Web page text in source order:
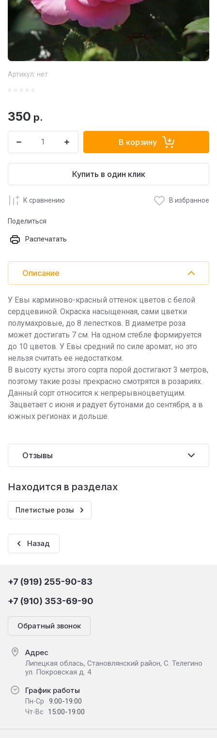
Артикул: нет
350 р.
В корзину
Купить в один клик
К сравнению В избранное
Поделиться
Распечатать
Описание
У Евы карминово-красный оттенок цветов с белой
сердцевиной. Окраска насыщенная, сами цветки
полумахровые, до 8 лепестков. В диаметре роза
может достигать 7 см. На одном стебле формируется
до 10 цветов. У Евы средний по силе аромат, но это
нельзя считать ее недостатком.
В высоту кусты этого сорта порой достигают 3 метров,
поэтому такие розы прекрасно смотрятся в розариях.
Данный сорт относится к непрерывноцветущим.
Зацветает с июня и радует бутонами до сентября, а в
южных регионах и дольше.
Отзывы
Находится в разделах
Плетистые розы
Назад
+7 (919) 255-90-83
+7 (910) 353-69-90
Обратный звонок
Адрес
Липецкая облась, Становлянский район, С. Телегино
ул. Покровская д. 4
График работы
Пн-Ср 9:00-19:00
Чт-Вс 15:00-19:00